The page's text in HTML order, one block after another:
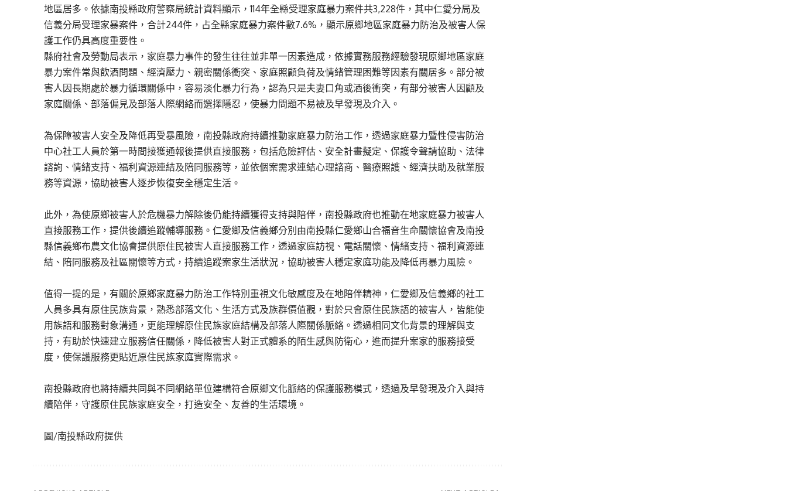
地區居多。依據南投縣政府警察局統計資料顯示，114年全縣受理家庭暴力案件共3,228件，其中仁愛分局及
信義分局受理家暴案件，合計244件，占全縣家庭暴力案件數7.6%，顯示原鄉地區家庭暴力防治及被害人保
護工作仍具高度重要性。
縣府社會及勞動局表示，家庭暴力事件的發生往往並非單一因素造成，依據實務服務經驗發現原鄉地區家庭
暴力案件常與飲酒問題、經濟壓力、親密關係衝突、家庭照顧負荷及情緒管理困難等因素有關居多。部分被
害人因長期處於暴力循環關係中，容易淡化暴力行為，認為只是夫妻口角或酒後衝突，有部分被害人因顧及
家庭關係、部落偏見及部落人際網絡而選擇隱忍，使暴力問題不易被及早發現及介入。
為保障被害人安全及降低再受暴風險，南投縣政府持續推動家庭暴力防治工作，透過家庭暴力暨性侵害防治
中心社工人員於第一時間接獲通報後提供直接服務，包括危險評估、安全計畫擬定、保護令聲請協助、法律
諮詢、情緒支持、福利資源連結及陪同服務等，並依個案需求連結心理諮商、醫療照護、經濟扶助及就業服
務等資源，協助被害人逐步恢復安全穩定生活。
此外，為使原鄉被害人於危機暴力解除後仍能持續獲得支持與陪伴，南投縣政府也推動在地家庭暴力被害人
直接服務工作，提供後續追蹤輔導服務。仁愛鄉及信義鄉分別由南投縣仁愛鄉山合福音生命關懷協會及南投
縣信義鄉布農文化協會提供原住民被害人直接服務工作，透過家庭訪視、電話關懷、情緒支持、福利資源連
結、陪同服務及社區關懷等方式，持續追蹤案家生活狀況，協助被害人穩定家庭功能及降低再暴力風險。
值得一提的是，有關於原鄉家庭暴力防治工作特別重視文化敏感度及在地陪伴精神，仁愛鄉及信義鄉的社工
人員多具有原住民族背景，熟悉部落文化、生活方式及族群價值觀，對於只會原住民族語的被害人，皆能使
用族語和服務對象溝通，更能理解原住民族家庭結構及部落人際關係脈絡。透過相同文化背景的理解與支
持，有助於快速建立服務信任關係，降低被害人對正式體系的陌生感與防衛心，進而提升案家的服務接受
度，使保護服務更貼近原住民族家庭實際需求。
南投縣政府也將持續共同與不同網絡單位建構符合原鄉文化脈絡的保護服務模式，透過及早發現及介入與持
續陪伴，守護原住民族家庭安全，打造安全、友善的生活環境。
圖/南投縣政府提供